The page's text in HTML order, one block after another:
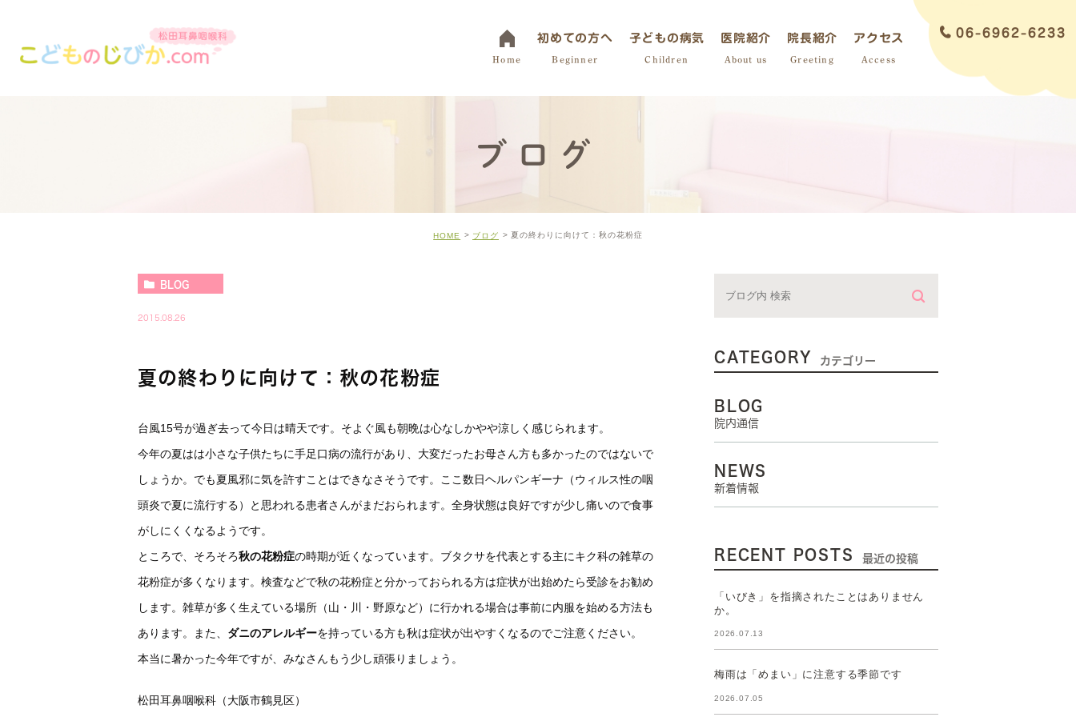
06-6962-6233
Home
初めての方へ
Beginner
子どもの病気
Children
「のど」の病気
医院紹介
About us
院長紹介
Greeting
アクセス
Access
ブログ
HOME ブログ 夏の終わりに向けて：秋の花粉症
BLOG
2015.08.26
夏の終わりに向けて：秋の花粉症
台風15号が過ぎ去って今日は晴天です。そよぐ風も朝晩は心なしかやや涼しく感じられます。
今年の夏はは小さな子供たちに手足口病の流行があり、大変だったお母さん方も多かったのではないで
しょうか。でも夏風邪に気を許すことはできなさそうです。ここ数日ヘルパンギーナ（ウィルス性の咽
頭炎で夏に流行する）と思われる患者さんがまだおられます。全身状態は良好ですが少し痛いので食事
がしにくくなるようです。
ところで、そろそろ秋の花粉症の時期が近くなっています。ブタクサを代表とする主にキク科の雑草の
花粉症が多くなります。検査などで秋の花粉症と分かっておられる方は症状が出始めたら受診をお勧め
します。雑草が多く生えている場所（山・川・野原など）に行かれる場合は事前に内服を始める方法も
あります。また、 ダニのアレルギーを持っている方も秋は症状が出やすくなるのでご注意ください。
本当に暑かった今年ですが、みなさんもう少し頑張りましょう。
松田耳鼻咽喉科（大阪市鶴見区）
CATEGORY カテゴリー
BLOG
院内通信
NEWS
新着情報
RECENT POSTS 最近の投稿
「いびき」を指摘されたことはありません
か。
2026.07.13
梅雨は「めまい」に注意する季節です
2026.07.05